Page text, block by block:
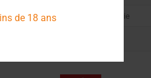
de 18 ans